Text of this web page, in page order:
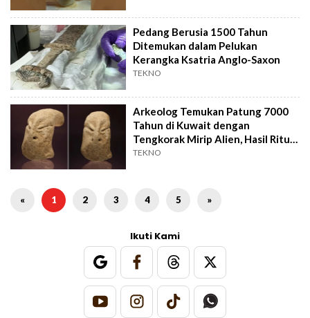
Pedang Berusia 1500 Tahun
Ditemukan dalam Pelukan
Kerangka Ksatria Anglo-Saxon
TEKNO
Arkeolog Temukan Patung 7000
Tahun di Kuwait dengan
Tengkorak Mirip Alien, Hasil Ritual
Apa?
TEKNO
« 1 2 3 4 5 »
Ikuti Kami